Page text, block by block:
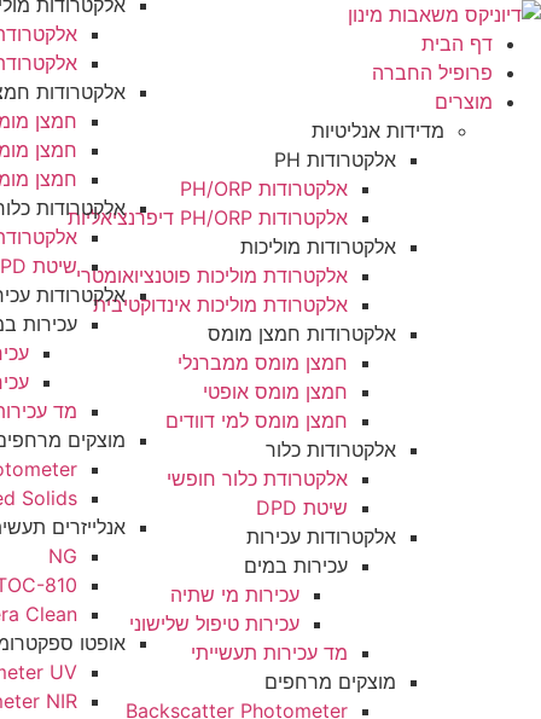
אנליטיות
אלקטרודות מוליכות
אלקטרודת מוליכות פוטנציואומטרי
אלקטרודת מוליכות אינדוקטיבית
אלקטרודות חמצן מומס
חמצן מומס ממברנלי
חמצן מומס אופטי
חמצן מומס למי דוודים
אלקטרודות כלור
אלקטרודת כלור חופשי
אלקטרודות עכירות
עכירות מי שתיה
עכירות טיפול שלישוני
מד עכירות תעשייתי
מוצקים מרחפים
Backscatter Photometer
אלקטרודות מוליכות
אלקטרודת מוליכות
אלקטרודת מוליכות
אלקטרודות חמצן מומס
חמצן מומס ממברנלי
חמצן מומס אופטי
חמצן מומס למי דוודים
אלקטרודות כלור
אלקטרודת כלור חופשי
שיטת DPD
אלקטרודות עכירות
עכירות במים
עכירות מי שתיה
עכירות טיפול
מד עכירות תעשייתי
מוצקים מרחפים
Photometer
Suspended Solids
אנלייזרים תעשיתיים
LFE TOC-810
Cera Clean​
אופטו ספקטרומטרים
Photometer UV
Photometer NIR